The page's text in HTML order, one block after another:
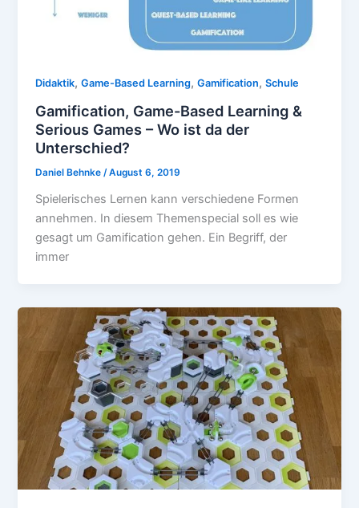
Didaktik,Game-Based Learning,Gamification,Schule
Gamification, Game-Based Learning &
Serious Games – Wo ist da der
Unterschied?
Daniel Behnke/August 6, 2019
Spielerisches Lernen kann verschiedene Formen
annehmen. In diesem Themenspecial soll es wie
gesagt um Gamification gehen. Ein Begriff, der
immer